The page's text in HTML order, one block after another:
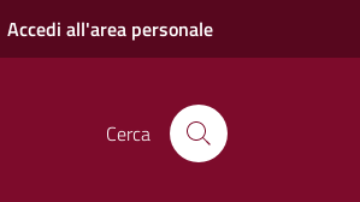
Accedi all'area personale
Cerca